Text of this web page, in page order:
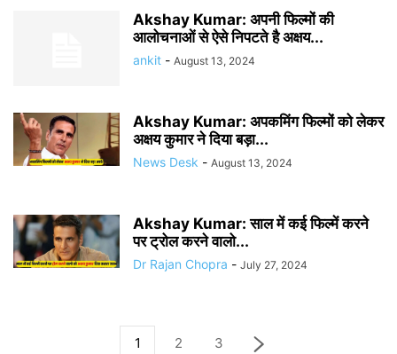
Akshay Kumar: अपनी फिल्मों की
आलोचनाओं से ऐसे निपटते है अक्षय...
ankit - August 13, 2024
Akshay Kumar: अपकमिंग फिल्मों को लेकर
अक्षय कुमार ने दिया बड़ा...
News Desk - August 13, 2024
Akshay Kumar: साल में कई फिल्में करने
पर ट्रोल करने वालो...
Dr Rajan Chopra - July 27, 2024
1 2 3